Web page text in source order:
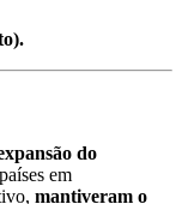
do
em
mantiveram o